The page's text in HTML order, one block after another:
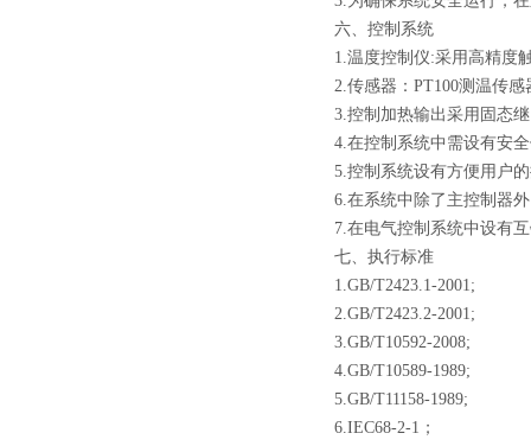
六、控制系统
1.温度控制仪:采用 高精度
2.传感器：PT100测温传感
3.控制加热输出采用固态
4.在控制系统中需设有安
5.控制系统设有方便用户
6.在系统中除了主控制器
7.在电气控制系统中设有
七、执行标准
1.GB/T2423.1-2001;
2.GB/T2423.2-2001;
3.GB/T10592-2008;
4.GB/T10589-1989;
5.GB/T11158-1989;
6.IEC68-2-1；